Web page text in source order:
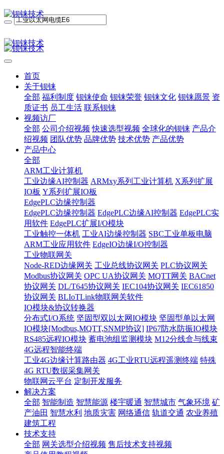
首页
关于钡铼
全部 福利制度 钡铼使命 钡铼荣誉 钡铼文化 钡铼愿景 资
质证书 员工生活 联系钡铼
视频访厂
全部 公司介绍视频 快速选型视频 全球化的钡铼 产品介
绍视频 团队优势 品牌优势 技术优势 产品优势
产品中心
全部
ARM工业计算机
工业边缘AI控制器 ARMxy系列工业计算机 X系列扩展
IO板 Y系列扩展IO板
EdgePLC边缘控制器
EdgePLC边缘控制器 EdgePLC边缘AI控制器 EdgePLC实
用软件 EdgePLC扩展I/O模块
工业触控一体机 工业AI边缘控制器 SBC工业单板电脑
ARM工业应用软件 EdgeIO边缘I/O控制器
工业物联网关
Node-RED边缘网关 工业总线协议网关 PLC协议网关
Modbus协议网关 OPC UA协议网关 MQTT网关 BACnet
协议网关 DL/T645协议网关 IEC104协议网关 IEC61850
协议网关 BLIoTLink物联网关软件
IO模块&协议转换器
分布式I/O系统 坚固型双以太网IO模块 坚固型单以太网
IO模块[Modbus,MQTT,SNMP协议] IP67防水防振IO模块
RS485远程IO模块 蓄电池组监测模块 M12分线盒与线束
4G远程智能终端
工业4G边缘计算路由器 4G工业RTU远程遥测终端 特殊
4G RTU数据采集网关
物联网云平台 定制开发服务
解决方案
全部 智能制造 智慧能源 楼宇暖通 智慧城市 气象环境 矿
产油田 智慧水利 地质灾害 网络通信 轨道交通 农业养殖
建筑工程
技术支持
全部 网关选型介绍视频 售后技术支持视频